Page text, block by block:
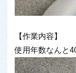
【作業内容】
使用年数なんと